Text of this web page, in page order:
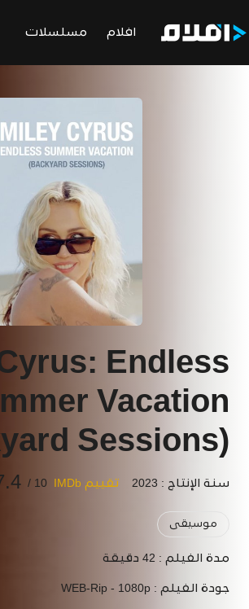
افلام مسلسلات
Endless
Vacation
Sessions)
سنة الإنتاج : 2023 تقييم IMDb 10 /
موسيقى
مدة الفيلم : 42 دقيقة
جودة الفيلم : WEB-Rip - 1080p